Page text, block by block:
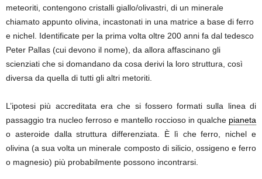
meteoriti, contengono cristalli giallo/olivastri, di un minerale
chiamato appunto olivina, incastonati in una matrice a base di ferro
e nichel. Identificate per la prima volta oltre 200 anni fa dal tedesco
Peter Pallas (cui devono il nome), da allora affascinano gli
scienziati che si domandano da cosa derivi la loro struttura, così
diversa da quella di tutti gli altri metoriti.
L’ipotesi più accreditata era che si fossero formati sulla linea di
passaggio tra nucleo ferroso e mantello roccioso in qualche pianeta
o asteroide dalla struttura differenziata. È lì che ferro, nichel e
olivina (a sua volta un minerale composto di silicio, ossigeno e ferro
o magnesio) più probabilmente possono incontrarsi.